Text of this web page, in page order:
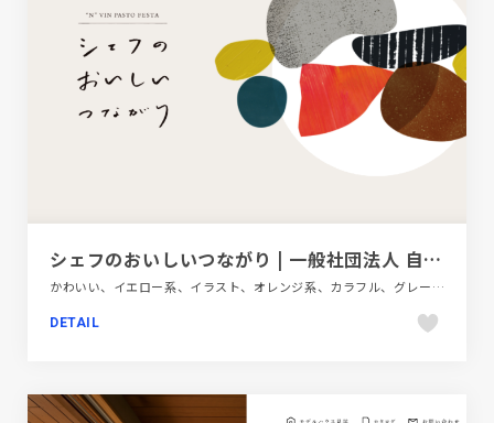
シェフのおいしいつながり | 一般社団法人 自然と自然派
かわいい、イエロー系、イラスト、オレンジ系、カラフル、グレー系、シンプル、ナチュラル、ピンク系、フラットデザイン、ブランド・サービスサイト、ブルー系、ホワイト系、レッド系、地域・団体・活動、手書き・ハンドメイド、飲料・食品、飲食店・グルメ・ウェディング
DETAIL